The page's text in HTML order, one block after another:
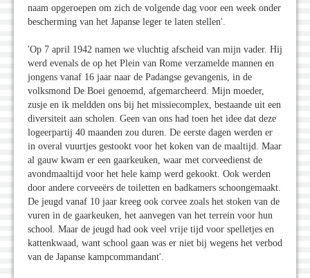
naam opgeroepen om zich de volgende dag voor een week onder
bescherming van het Japanse leger te laten stellen'.
'Op 7 april 1942 namen we vluchtig afscheid van mijn vader. Hij
werd evenals de op het Plein van Rome verzamelde mannen en
jongens vanaf 16 jaar naar de Padangse gevangenis, in de
volksmond De Boei genoemd, afgemarcheerd. Mijn moeder,
zusje en ik meldden ons bij het missiecomplex, bestaande uit een
diversiteit aan scholen. Geen van ons had toen het idee dat deze
logeerpartij 40 maanden zou duren. De eerste dagen werden er
in overal vuurtjes gestookt voor het koken van de maaltijd. Maar
al gauw kwam er een gaarkeuken, waar met corveedienst de
avondmaaltijd voor het hele kamp werd gekookt. Ook werden
door andere corveeërs de toiletten en badkamers schoongemaakt.
De jeugd vanaf 10 jaar kreeg ook corvee zoals het stoken van de
vuren in de gaarkeuken, het aanvegen van het terrein voor hun
school. Maar de jeugd had ook veel vrije tijd voor spelletjes en
kattenkwaad, want school gaan was er niet bij wegens het verbod
van de Japanse kampcommandant'.